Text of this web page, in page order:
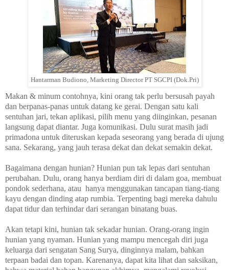
Hantarman Budiono, Marketing Director PT SGCPI (Dok.Pri)
Makan & minum contohnya, kini orang tak perlu bersusah payah
dan berpanas-panas untuk datang ke gerai. Dengan satu kali
sentuhan jari, tekan aplikasi, pilih menu yang diinginkan, pesanan
langsung dapat diantar. Juga komunikasi. Dulu surat masih jadi
primadona untuk diteruskan kepada seseorang yang berada di ujung
sana. Sekarang, yang jauh terasa dekat dan dekat semakin dekat.
Bagaimana dengan hunian? Hunian pun tak lepas dari sentuhan
perubahan. Dulu, orang hanya berdiam diri di dalam goa, membuat
pondok sederhana, atau hanya menggunakan tancapan tiang-tiang
kayu dengan dinding atap rumbia. Terpenting bagi mereka dahulu
dapat tidur dan terhindar dari serangan binatang buas.
Akan tetapi kini, hunian tak sekadar hunian. Orang-orang ingin
hunian yang nyaman. Hunian yang mampu mencegah diri juga
keluarga dari sengatan Sang Surya, dinginnya malam, bahkan
terpaan badai dan topan. Karenanya, dapat kita lihat dan saksikan,